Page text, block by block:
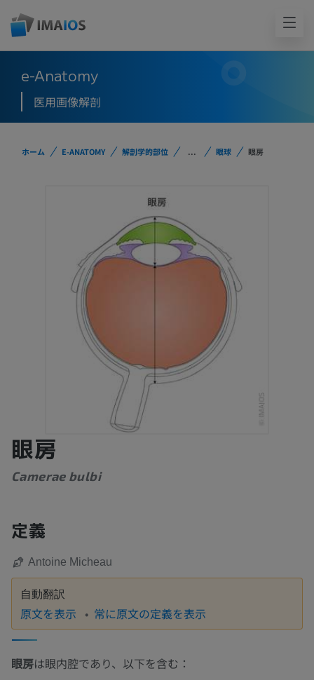
e-Anatomy
医用画像解剖
ホーム E-ANATOMY 解剖学的部位 ... 眼球 眼房
眼房
Camerae bulbi
定義
Antoine Micheau
自動翻訳
原文を表示 常に原文の定義を表示
眼房は眼内腔であり、以下を含む：